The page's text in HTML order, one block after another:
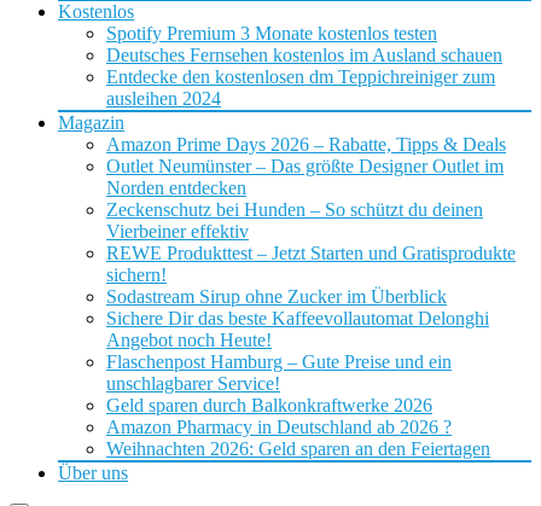
Kostenlos
Spotify Premium 3 Monate kostenlos testen
Deutsches Fernsehen kostenlos im Ausland schauen
Entdecke den kostenlosen dm Teppichreiniger zum
ausleihen 2024
Magazin
Amazon Prime Days 2026 – Rabatte, Tipps & Deals
Outlet Neumünster – Das größte Designer Outlet im
Norden entdecken
Zeckenschutz bei Hunden – So schützt du deinen
Vierbeiner effektiv
REWE Produkttest – Jetzt Starten und Gratisprodukte
sichern!
Sodastream Sirup ohne Zucker im Überblick
Sichere Dir das beste Kaffeevollautomat Delonghi
Angebot noch Heute!
Flaschenpost Hamburg – Gute Preise und ein
unschlagbarer Service!
Geld sparen durch Balkonkraftwerke 2026
Amazon Pharmacy in Deutschland ab 2026 ?
Weihnachten 2026: Geld sparen an den Feiertagen
Über uns